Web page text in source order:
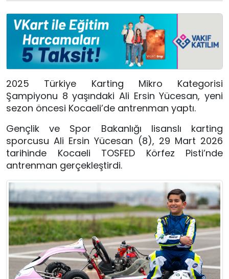
2025 Türkiye Karting Mikro Kategorisi
Şampiyonu 8 yaşındaki Ali Ersin Yücesan, yeni
sezon öncesi Kocaeli’de antrenman yaptı.
Gençlik ve Spor Bakanlığı lisanslı karting
sporcusu Ali Ersin Yücesan (8), 29 Mart 2026
tarihinde Kocaeli TOSFED Körfez Pisti’nde
antrenman gerçekleştirdi.